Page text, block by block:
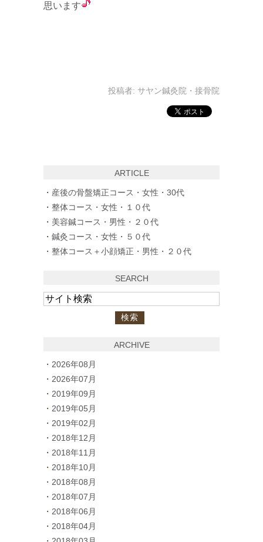
思います
投稿者: サヤン鍼灸院・接骨院
ARTICLE
産後の骨盤矯正コース・女性・30代
整体コース・女性・１０代
美容鍼コース・男性・２０代
鍼灸コース・女性・５０代
整体コース＋小顔矯正・男性・２０代
SEARCH
ARCHIVE
2026年08月
2026年07月
2019年09月
2019年05月
2019年02月
2018年12月
2018年11月
2018年10月
2018年08月
2018年07月
2018年06月
2018年04月